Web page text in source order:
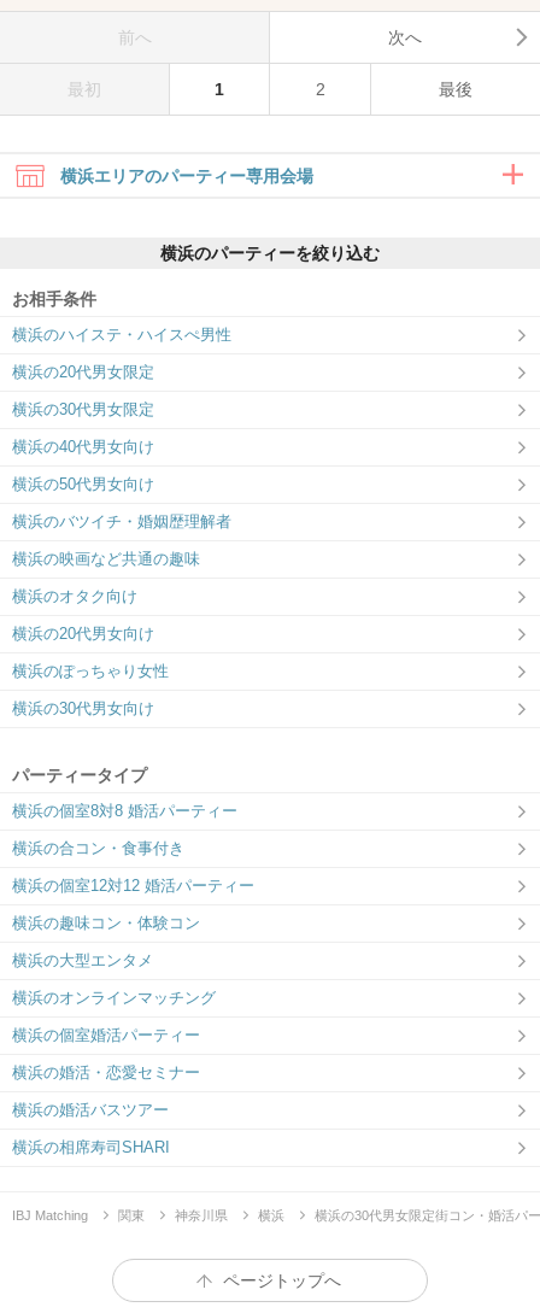
前へ 次へ
最初 1 2 最後
横浜エリアのパーティー専用会場
ドキドキする”しかけ”をたっぷりご用
意！
横浜のパーティーを絞り込む
お相手条件
横浜のハイステ・ハイスぺ男性
横浜の20代男女限定
横浜の30代男女限定
横浜の40代男女向け
横浜の50代男女向け
横浜のバツイチ・婚姻歴理解者
横浜の映画など共通の趣味
横浜のオタク向け
横浜の20代男女向け
横浜のぽっちゃり女性
横浜の30代男女向け
パーティータイプ
横浜の個室8対8 婚活パーティー
横浜の合コン・食事付き
横浜の個室12対12 婚活パーティー
横浜の趣味コン・体験コン
横浜の大型エンタメ
横浜のオンラインマッチング
横浜の個室婚活パーティー
横浜の婚活・恋愛セミナー
横浜の婚活バスツアー
横浜の相席寿司SHARI
IBJ Matching 関東 神奈川県 横浜 横浜の30代男女限定街コン・婚活パ
ページトップへ